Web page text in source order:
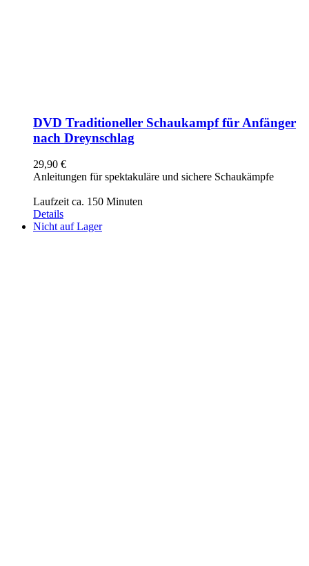
DVD Traditioneller Schaukampf für Anfänger
nach Dreynschlag
29,90 €
Anleitungen für spektakuläre und sichere Schaukämpfe
Laufzeit ca. 150 Minuten
Details
Nicht auf Lager